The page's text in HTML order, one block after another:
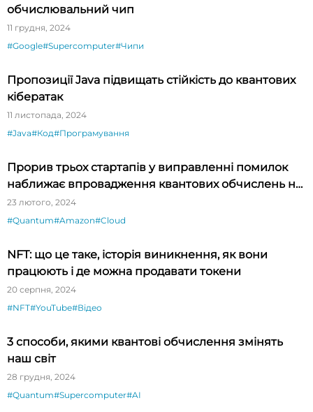
обчислювальний чип
11 грудня, 2024
#Google#Supercomputer#Чипи
Пропозиції Java підвищать стійкість до квантових
кібератак
11 листопада, 2024
#Java#Код#Програмування
Прорив трьох стартапів у виправленні помилок
наближає впровадження квантових обчислень на
підприємствах
23 лютого, 2024
#Quantum#Amazon#Cloud
NFT: що це таке, історія виникнення, як вони
працюють і де можна продавати токени
20 серпня, 2024
#NFT#YouTube#Відео
3 способи, якими квантові обчислення змінять
наш світ
28 грудня, 2024
#Quantum#Supercomputer#AI